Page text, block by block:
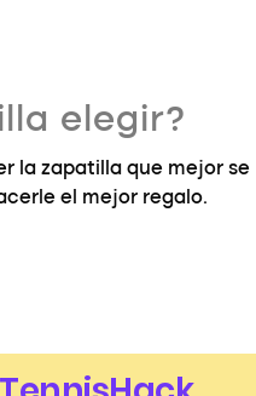
elegir?
la zapatilla que mejor se
el mejor regalo.